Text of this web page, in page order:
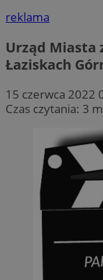
reklama
Urząd Miasta
Łaziskach
15 czerwca 2022
Czas czytania: 3